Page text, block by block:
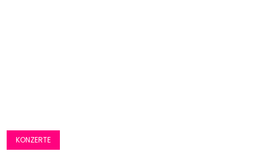
KONZERTE